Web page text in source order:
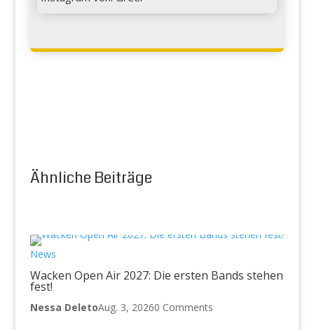
Ähnliche Beiträge
News
Wacken Open Air 2027: Die ersten Bands stehen
fest!
Nessa DeletoAug. 3, 20260 Comments